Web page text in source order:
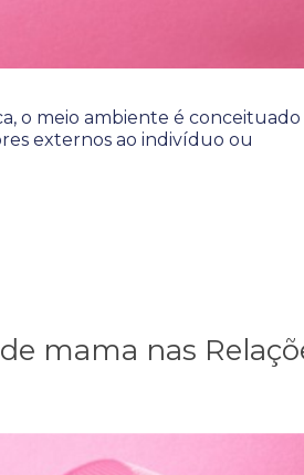
o meio ambiente é conceituado
externos ao indivíduo ou
mama nas